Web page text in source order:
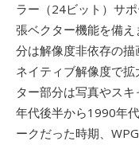
ラー（24ビット）サ
張ベクター機能を備
分は解像度非依存の
ネイティブ解像度で
ター部分は写真やス
年代後半から1990年
ークだった時期、